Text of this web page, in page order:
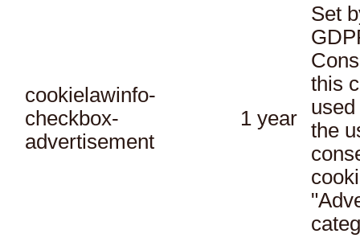
cookielawinfo-
checkbox-
advertisement
1 year
Set
this
the